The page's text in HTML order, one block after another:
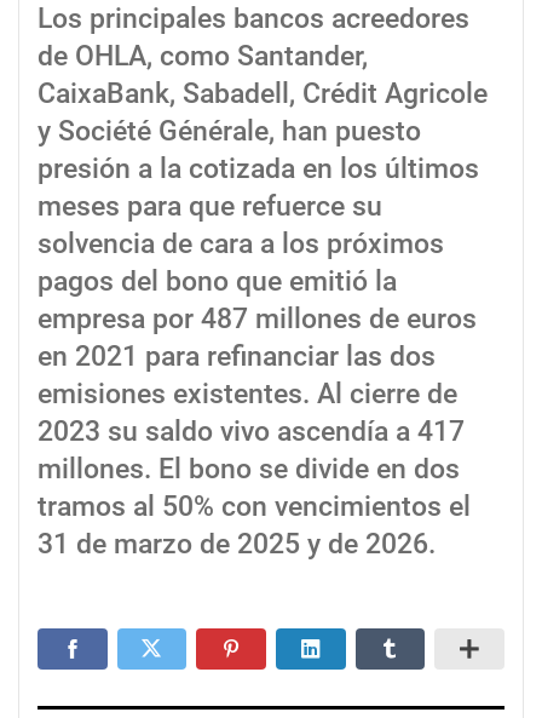
Los principales bancos acreedores
de OHLA, como Santander,
CaixaBank, Sabadell, Crédit Agricole
y Société Générale, han puesto
presión a la cotizada en los últimos
meses para que refuerce su
solvencia de cara a los próximos
pagos del bono que emitió la
empresa por 487 millones de euros
en 2021 para refinanciar las dos
emisiones existentes. Al cierre de
2023 su saldo vivo ascendía a 417
millones. El bono se divide en dos
tramos al 50% con vencimientos el
31 de marzo de 2025 y de 2026.